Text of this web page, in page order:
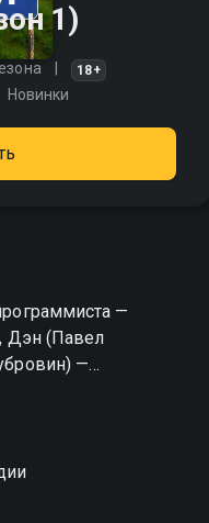
1)
18+
Новинки
—
Дэн (Павел
—
для знакомств
уже почти в
всё рушится:
Чтобы не